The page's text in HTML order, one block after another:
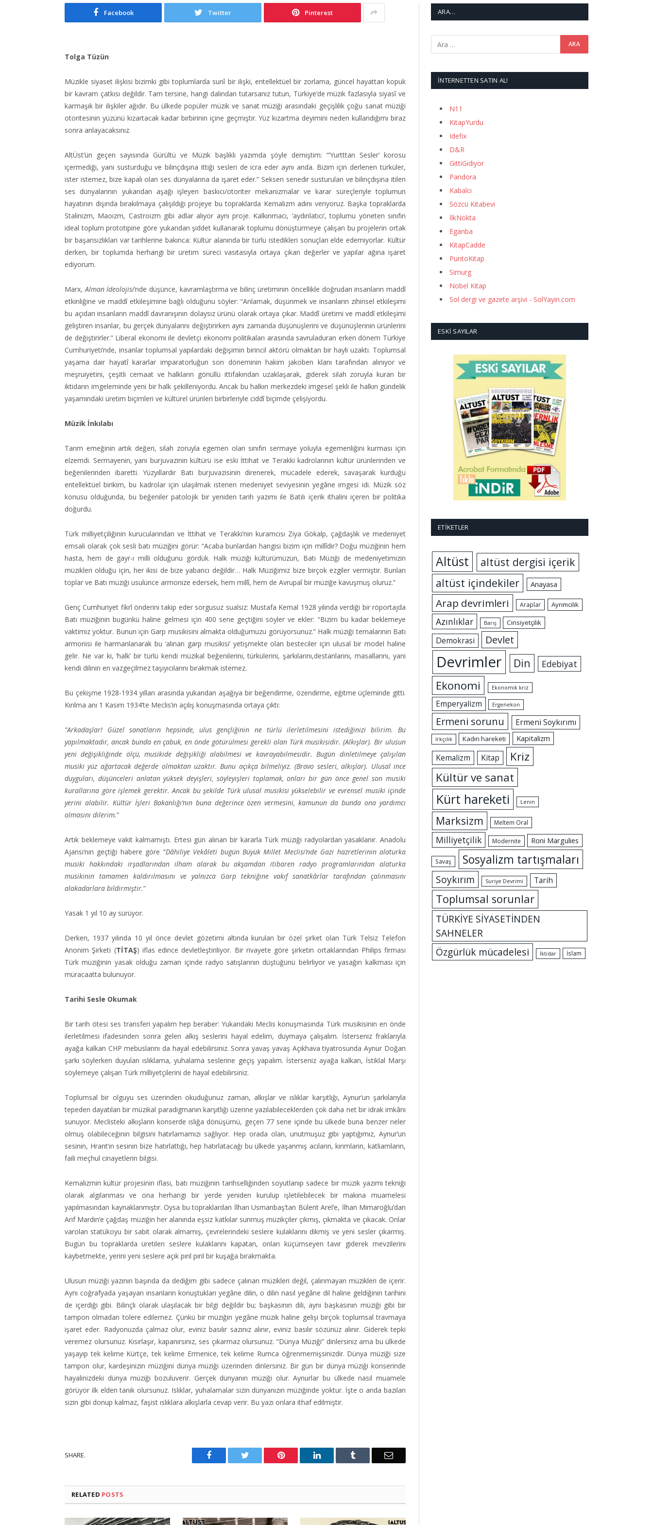
Facebook Twitter Pinterest
Tolga Tüzün
Müzikle siyaset ilişkisi bizimki gibi toplumlarda sunî bir ilişki, entellektüel bir zorlama, güncel hayattan kopuk
bir kavram çatkısı değildir. Tam tersine, hangi dalından tutarsanız tutun, Türkiye’de müzik fazlasıyla siyasî ve
karmaşık bir ilişkiler ağıdır. Bu ülkede popüler müzik ve sanat müziği arasındaki geçişlilik çoğu sanat müziği
otoritesinin yüzünü kızartacak kadar birbirinin içine geçmiştir. Yüz kızartma deyimini neden kullandığımı biraz
sonra anlayacaksınız.
AltÜst’ün geçen sayısında Gürültü ve Müzik başlıklı yazımda şöyle demiştim: “’Yurtttan Sesler’ korosu
içermediği, yani susturduğu ve bilinçdışına ittiği sesleri de icra eder aynı anda. Bizim için derlenen türküler,
ister istemez, bize kapalı olan ses dünyalarına da işaret eder.” Seksen senedir susturulan ve bilinçdışına itilen
ses dünyalarının yukarıdan aşağı işleyen baskıcı/otoriter mekanizmalar ve karar süreçleriyle toplumun
hayatının dışında bırakılmaya çalışıldığı projeye bu topraklarda Kemalizm adını veriyoruz. Başka topraklarda
Stalinizm, Maoizm, Castroizm gibi adlar alıyor aynı proje. Kalkınmacı, ‘aydınlatıcı’, toplumu yöneten sınıfın
ideal toplum prototipine göre yukarıdan şiddet kullanarak toplumu dönüştürmeye çalışan bu projelerin ortak
bir başarısızlıkları var tarihlerine bakınca: Kültür alanında bir türlü istedikleri sonuçları elde edemiyorlar. Kültür
derken, bir toplumda herhangi bir üretim süreci vasıtasıyla ortaya çıkan değerler ve yapılar ağına işaret
ediyorum.
Marx,Alman İdeolojisi‘nde düşünce, kavramlaştırma ve bilinç üretiminin öncellikle doğrudan insanların maddî
etkinliğine ve maddî etkileşimine bağlı olduğunu söyler: “Anlamak, düşünmek ve insanların zihinsel etkileşimi
bu açıdan insanların maddî davranışının dolaysız ürünü olarak ortaya çıkar. Maddî üretimi ve maddî etkileşimi
geliştiren insanlar, bu gerçek dünyalarını değiştirirken aynı zamanda düşünüşlerini ve düşünüşlerinin ürünlerini
de değiştirirler.” Liberal ekonomi ile devletçi ekonomi politikaları arasında savruladuran erken dönem Türkiye
Cumhuriyeti’nde, insanlar toplumsal yapılardaki değişimin birincil aktörü olmaktan bir hayli uzaktı. Toplumsal
yaşama dair hayatî kararlar imparatorluğun son döneminin hakim jakoben klanı tarafından alınıyor ve
meşruiyetini, çeşitli cemaat ve halkların gönüllü ittifakından uzaklaşarak, giderek silah zoruyla kuran bir
iktidarın imgeleminde yeni bir halk şekilleniyordu. Ancak bu halkın merkezdeki imgesel şekli ile halkın gündelik
yaşamındaki üretim biçimleri ve kültürel ürünleri birbirleriyle ciddî biçimde çelişiyordu.
Müzik İnkılabı
Tarım emeğinin artık değeri, silah zoruyla egemen olan sınıfın sermaye yoluyla egemenliğini kurması için
elzemdi. Sermayenin, yani burjuvazinin kültürü ise eski İttihat ve Terakki kadrolarının kültür ürünlerinden ve
beğenilerinden ibaretti. Yüzyıllardır Batı burjuvazisinin direnerek, mücadele ederek, savaşarak kurduğu
entellektüel birikim, bu kadrolar için ulaşılmak istenen medeniyet seviyesinin yegâne imgesi idi. Müzik söz
konusu olduğunda, bu beğeniler patolojik bir yeniden tarih yazımı ile Batılı içerik ithalini içeren bir politika
doğurdu.
Türk milliyetçiliğinin kurucularından ve İttihat ve Terakki’nin kuramcısı Ziya Gökalp, çağdaşlık ve medeniyet
emsali olarak çok sesli batı müziğini görür: “Acaba bunlardan hangisi bizim için millîdir? Doğu müziğinin hem
hasta, hem de gayr-ı milli olduğunu gördük. Halk müziği kültürümüzün, Batı Müziği de medeniyetimizin
müzikleri olduğu için, her ikisi de bize yabancı değildir… Halk Müziğimiz bize birçok ezgiler vermiştir. Bunları
toplar ve Batı müziği usulünce armonize edersek, hem millî, hem de Avrupaî bir müziğe kavuşmuş oluruz.”
Genç Cumhuriyet fikrî önderini takip eder sorgusuz sualsiz: Mustafa Kemal 1928 yılında verdiği bir röportajda
Batı müziğinin bugünkü haline gelmesi için 400 sene geçtiğini söyler ve ekler: “Bizim bu kadar beklemeye
vaktimiz yoktur. Bunun için Garp musikisini almakta olduğumuzu görüyorsunuz.” Halk müziği temalarının Batı
armonisi ile harmanlanarak bu ‘alınan garp musikisi’ yetişmekte olan besteciler için ulusal bir model haline
gelir. Ne var ki, ‘halk’ bir türlü kendi müzikal beğenilerini, türkülerini, şarkılarını,destanlarını, masallarını, yani
kendi dilinin en vazgeçilmez taşıyıcılarını bırakmak istemez.
Bu çekişme 1928-1934 yılları arasında yukarıdan aşağıya bir beğendirme, özendirme, eğitme üçleminde gitti.
Kırılma anı 1 Kasım 1934’te Meclis’in açılış konuşmasında ortaya çıktı:
”Arkadaşlar! Güzel sanatların hepsinde, ulus gençliğinin ne türlü ilerletilmesini istediğinizi bilirim. Bu
yapılmaktadır, ancak bunda en çabuk, en önde götürülmesi gerekli olan Türk musikisidir. (Alkışlar). Bir ulusun
yeni değişikliğinde ölçü, musikide değişikliği alabilmesi ve kavrayabilmesidir. Bugün dinletilmeye çalışılan
musiki yüz ağartacak değerde olmaktan uzaktır. Bunu açıkça bilmeliyiz. (Bravo sesleri, alkışlar). Ulusal ince
duyguları, düşünceleri anlatan yüksek deyişleri, söyleyişleri toplamak, onları bir gün önce genel son musiki
kurallarına göre işlemek gerektir. Ancak bu şekilde Türk ulusal musikisi yükselebilir ve evrensel musiki içinde
yerini alabilir. Kültür İşleri Bakanlığı’nın buna değerince özen vermesini, kamunun da bunda ona yardımcı
olmasını dilerim.”
Artık beklemeye vakit kalmamıştı. Ertesi gün alınan bir kararla Türk müziği radyolardan yasaklanır. Anadolu
Ajansı’nın geçtiği habere göre “Dâhiliye Vekâleti bugün Büyük Millet Meclisi’nde Gazi hazretlerinin alaturka
musiki hakkındaki irşadlarından ilham alarak bu akşamdan itibaren radyo programlarından alaturka
musikinin tamamen kaldırılmasını ve yalnızca Garp tekniğine vakıf sanatkârlar tarafından çalınmasını
alakadarlara bildirmiştir.”
Yasak 1 yıl 10 ay sürüyor.
Derken, 1937 yılında 10 yıl önce devlet gözetimi altında kurulan bir özel şirket olan Türk Telsiz Telefon
Anonim Şirketi (TİTAŞ) iflas edince devletleştiriliyor. Bir rivayete göre şirketin ortaklarından Philips firması
Türk müziğinin yasak olduğu zaman içinde radyo satışlarının düştüğünü belirliyor ve yasağın kalkması için
müracaatta bulunuyor.
Tarihi Sesle Okumak
Bir tarih ötesi ses transferi yapalım hep beraber: Yukarıdaki Meclis konuşmasında Türk musikisinin en önde
ilerletilmesi ifadesinden sonra gelen alkış seslerini hayal edelim, duymaya çalışalım. İsterseniz fraklarıyla
ayağa kalkan CHP mebuslarını da hayal edebilirsiniz. Sonra yavaş yavaş Açıkhava tiyatrosunda Aynur Doğan
şarkı söylerken duyulan ıslıklama, yuhalama seslerine geçiş yapalım. İsterseniz ayağa kalkan, İstiklal Marşı
söylemeye çalışan Türk milliyetçilerini de hayal edebilirsiniz.
Toplumsal bir olguyu ses üzerinden okuduğunuz zaman, alkışlar ve ıslıklar karşıtlığı, Aynur’un şarkılarıyla
tepeden dayatılan bir müzikal paradigmanın karşıtlığı üzerine yazılabileceklerden çok daha net bir idrak imkânı
sunuyor. Meclisteki alkışların konserde ıslığa dönüşümü, geçen 77 sene içinde bu ülkede buna benzer neler
olmuş olabileceğinin bilgisini hatırlamamızı sağlıyor. Hep orada olan, unutmuşuz gibi yaptığımız, Aynur’un
sesinin, Hrant’ın sesinin bize hatırlattığı, hep hatırlatacağı bu ülkede yaşanmış acıların, kırımların, katliamların,
faili meçhul cinayetlerin bilgisi.
Kemalizmin kültür projesinin iflası, batı müziğinin tarihselliğinden soyutlanıp sadece bir müzik yazımı tekniği
olarak algılanması ve ona herhangi bir yerde yeniden kurulup işletilebilecek bir makina muamelesi
yapılmasından kaynaklanmıştır. Oysa bu topraklardan İlhan Usmanbaş’tan Bülent Arel’e, İlhan Mimaroğlu’dan
Arif Mardin’e çağdaş müziğin her alanında eşsiz katkılar sunmuş müzikçiler çıkmış, çıkmakta ve çıkacak. Onlar
varolan statükoyu bir sabit olarak almamış, çevrelerindeki seslere kulaklarını dikmiş ve yeni sesler çıkarmış.
Bugün bu topraklarda üretilen seslere kulaklarını kapatan, onları küçümseyen tavır giderek mevzilerini
kaybetmekte, yerini yeni seslere açık pırıl pırıl bir kuşağa bırakmakta.
Ulusun müziği yazının başında da dediğim gibi sadece çalınan müzikleri değil, çalınmayan müzikleri de içerir.
Aynı coğrafyada yaşayan insanların konuştukları yegâne dilin, o dilin nasıl yegâne dil haline geldiğinin tarihini
de içerdiği gibi. Bilinçli olarak ulaşılacak bir bilgi değildir bu; başkasının dili, aynı başkasının müziği gibi bir
tampon olmadan tolere edilemez. Çünkü bir müziğin yegâne müzik haline gelişi birçok toplumsal travmaya
işaret eder. Radyonuzda çalmaz olur, eviniz basılır sazınız alınır, eviniz basılır sözünüz alınır. Giderek tepki
veremez olursunuz. Kısırlaşır, kapanırsınız, ses çıkarmaz olursunuz. “Dünya Müziği” dinlersiniz ama bu ülkede
yaşayıp tek kelime Kürtçe, tek kelime Ermenice, tek kelime Rumca öğrenmemişsinizdir. Dünya müziği size
tampon olur, kardeşinizin müziğini dünya müziği üzerinden dinlersiniz. Bir gün bir dünya müziği konserinde
hayalinizdeki dünya müziği bozuluverir. Gerçek dünyanın müziği olur. Aynurlar bu ülkede nasıl muamele
görüyor ilk elden tanık olursunuz. Islıklar, yuhalamalar sizin dünyanızın müziğinde yoktur. İşte o anda bazıları
sizin gibi donup kalmaz, faşist ıslıklara alkışlarla cevap verir. Bu yazı onlara ithaf edilmiştir.
SHARE. Facebook Twitter Pinterest LinkedIn Tumblr Email
RELATED POSTS
ARA…
İNTERNETTEN SATIN AL!
N11
KitapYurdu
Idefix
D&R
GittiGidiyor
Pandora
Kabalcı
Sözcü Kitabevi
İlkNokta
Eganba
KitapCadde
PuntoKitap
Simurg
Nobel Kitap
Sol dergi ve gazete arşivi - SolYayin.com
ESKI SAYILAR
ETIKETLER
Altüst
altüst dergisi içerik
altüst içindekiler
Anayasa
Arap devrimleri Araplar Ayrımcılık
Azınlıklar Barış Cinsiyetçilik
Demokrasi Devlet
Devrimler Din Edebiyat
Ekonomi Ekonomik kriz
Emperyalizm Ergenekon
Ermeni sorunu Ermeni Soykırımı
Irkçılık Kadın hareketi Kapitalizm
Kemalizm Kitap
Kriz
Kültür ve sanat
Kürt hareketi Lenin
Marksizm Meltem Oral
Milliyetçilik Modernite Roni Margulies
Savaş Sosyalizm tartışmaları
Soykırım Suriye Devrimi Tarih
Toplumsal sorunlar
TÜRKİYE SİYASETİNDEN
SAHNELER
Özgürlük mücadelesi
İktidar İslam